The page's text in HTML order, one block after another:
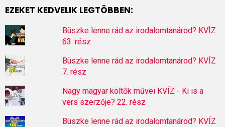
EZEKET KEDVELIK LEGTÖBBEN:
Büszke lenne rád az irodalomtanárod? KVÍZ
63. rész
Büszke lenne rád az irodalomtanárod? KVÍZ
7. rész
Nagy magyar költők művei KVÍZ - Ki is a
vers szerzője? 22. rész
Büszke lenne rád az irodalomtanárod? KVÍZ